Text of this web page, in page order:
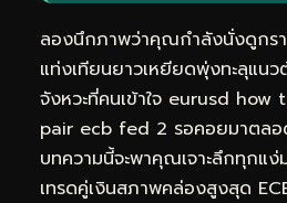
ลองนึกภาพว่าคุณกำลังนั่งดูกรา
แท่งเทียนยาวเหยียดพุ่งทะลุแ
จังหวะที่คนเข้าใจ eurusd
pair ecb fed 2 รอคอยมาตลอ
บทความนี้จะพาคุณเจาะลึกทุกแง่
เทรดคู่เงินสภาพคล่องสูงสุด